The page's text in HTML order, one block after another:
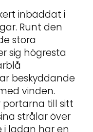
inbäddat i
Runt den
stora
sig högresta
beskyddande
vinden.
till sitt
strålar över